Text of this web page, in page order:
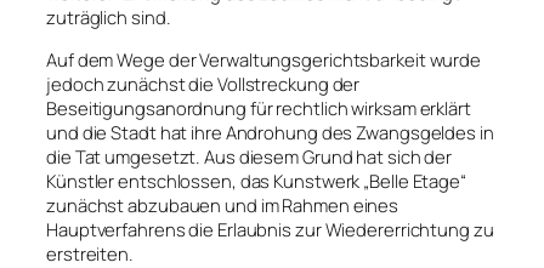
zuträglich sind.
Auf dem Wege der Verwaltungsgerichtsbarkeit wurde
jedoch zunächst die Vollstreckung der
Beseitigungsanordnung für rechtlich wirksam erklärt
und die Stadt hat ihre Androhung des Zwangsgeldes in
die Tat umgesetzt. Aus diesem Grund hat sich der
Künstler entschlossen, das Kunstwerk „Belle Etage“
zunächst abzubauen und im Rahmen eines
Hauptverfahrens die Erlaubnis zur Wiedererrichtung zu
erstreiten.